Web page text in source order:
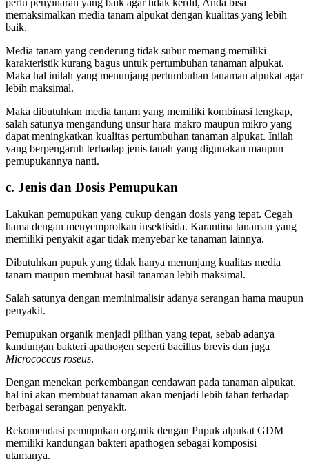
memaksimalkan media tanam alpukat dengan kualitas yang lebih
baik.
Media tanam yang cenderung tidak subur memang memiliki
karakteristik kurang bagus untuk pertumbuhan tanaman alpukat.
Maka hal inilah yang menunjang pertumbuhan tanaman alpukat agar
lebih maksimal.
Maka dibutuhkan media tanam yang memiliki kombinasi lengkap,
salah satunya mengandung unsur hara makro maupun mikro yang
dapat meningkatkan kualitas pertumbuhan tanaman alpukat. Inilah
yang berpengaruh terhadap jenis tanah yang digunakan maupun
pemupukannya nanti.
c. Jenis dan Dosis Pemupukan
Lakukan pemupukan yang cukup dengan dosis yang tepat. Cegah
hama dengan menyemprotkan insektisida. Karantina tanaman yang
memiliki penyakit agar tidak menyebar ke tanaman lainnya.
Dibutuhkan pupuk yang tidak hanya menunjang kualitas media
tanam maupun membuat hasil tanaman lebih maksimal.
Salah satunya dengan meminimalisir adanya serangan hama maupun
penyakit.
Pemupukan organik menjadi pilihan yang tepat, sebab adanya
kandungan bakteri apathogen seperti bacillus brevis dan juga
Micrococcus roseus.
Dengan menekan perkembangan cendawan pada tanaman alpukat,
hal ini akan membuat tanaman akan menjadi lebih tahan terhadap
berbagai serangan penyakit.
Rekomendasi pemupukan organik dengan Pupuk alpukat GDM
memiliki kandungan bakteri apathogen sebagai komposisi
utamanya.